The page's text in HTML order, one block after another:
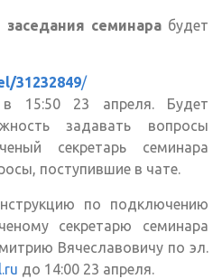
семинара будет
31232849/
в 15:50 23 апреля. Будет
задавать вопросы
секретарь семинара
поступившие в чате.
по подключению
секретарю семинара
Вячеславовичу по эл.
до 14:00 23 апреля.